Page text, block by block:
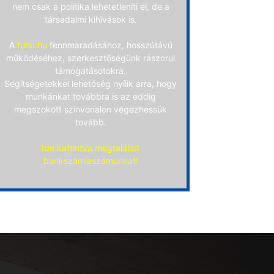
nem csak a politika lehetetleníti el, de a
társadalmi kihívások is.
A fuhu.hu fennmaradásához, hosszútávú
működéséhez, szerkesztőségünk rászorul
támogatásotokra.
Segítségetekkel lehetőség nyílik arra, hogy
munkánkat továbbra is az eddig
megszokott színvonalon végezhessük
tovább.
Ide kattintva megtalálod
bankszámlaszámunkat!